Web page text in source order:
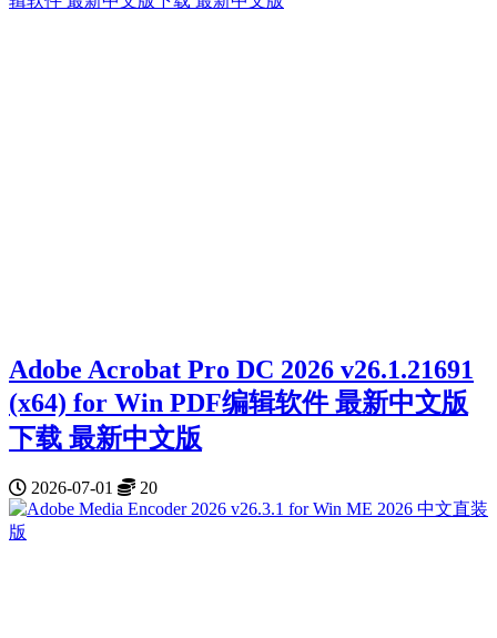
Adobe Acrobat Pro DC 2026 v26.1.21691
(x64) for Win PDF编辑软件 最新中文版
下载 最新中文版
2026-07-01 20